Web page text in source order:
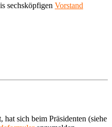
sechsköpfigen Vorstand
sich beim Präsidenten (siehe